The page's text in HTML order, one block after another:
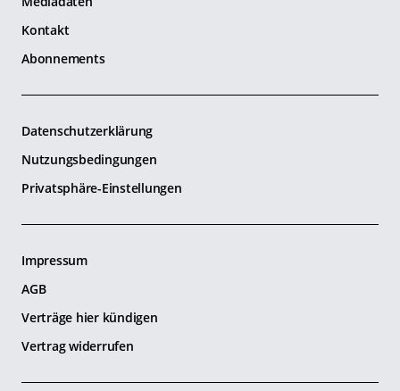
Kontakt
Abonnements
Datenschutzerklärung
Nutzungsbedingungen
Privatsphäre-Einstellungen
Impressum
AGB
Verträge hier kündigen
Vertrag widerrufen